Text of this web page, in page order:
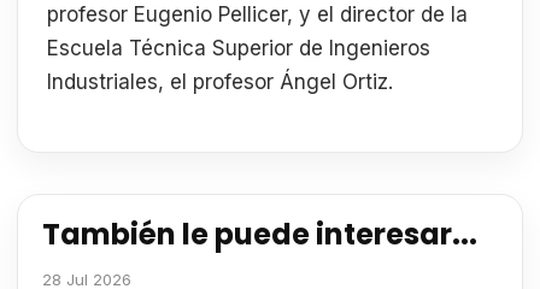
profesor Eugenio Pellicer, y el director de la
Escuela Técnica Superior de Ingenieros
Industriales, el profesor Ángel Ortiz.
También le puede interesar...
28 Jul 2026